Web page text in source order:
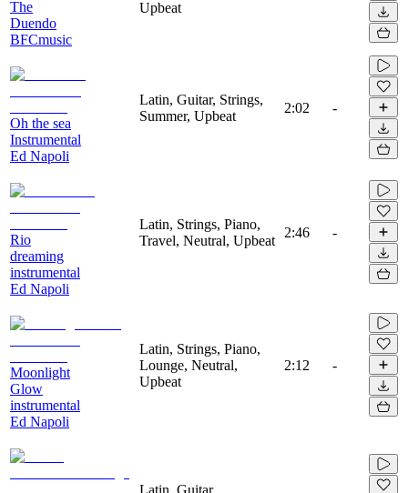
The
Duendo
BFCmusic
Upbeat
Oh the sea
Instrumental
Ed Napoli
Latin, Guitar, Strings,
Summer, Upbeat
2:02 -
Rio
dreaming
instrumental
Ed Napoli
Latin, Strings, Piano,
Travel, Neutral, Upbeat
2:46 -
Moonlight
Glow
instrumental
Ed Napoli
Latin, Strings, Piano,
Lounge, Neutral,
Upbeat
2:12 -
Latin, Guitar,